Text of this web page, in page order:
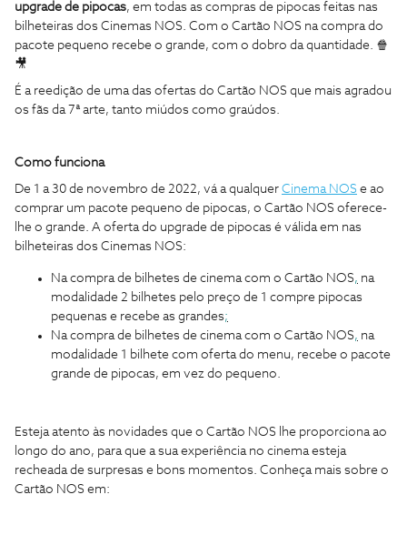
upgrade de pipocas, em todas as compras de pipocas feitas nas
bilheteiras dos Cinemas NOS. Com o Cartão NOS na compra do
pacote pequeno recebe o grande, com o dobro da quantidade. 🍿
🎥
É a reedição de uma das ofertas do Cartão NOS que mais agradou
os fãs da 7ª arte, tanto miúdos como graúdos.
Como funciona
De 1 a 30 de novembro de 2022, vá a qualquer Cinema NOS e ao
comprar um pacote pequeno de pipocas, o Cartão NOS oferece-
lhe o grande. A oferta do upgrade de pipocas é válida em nas
bilheteiras dos Cinemas NOS:
Na compra de bilhetes de cinema com o Cartão NOS, na
modalidade 2 bilhetes pelo preço de 1 compre pipocas
pequenas e recebe as grandes;
Na compra de bilhetes de cinema com o Cartão NOS, na
modalidade 1 bilhete com oferta do menu, recebe o pacote
grande de pipocas, em vez do pequeno.
Esteja atento às novidades que o Cartão NOS lhe proporciona ao
longo do ano, para que a sua experiência no cinema esteja
recheada de surpresas e bons momentos. Conheça mais sobre o
Cartão NOS em: